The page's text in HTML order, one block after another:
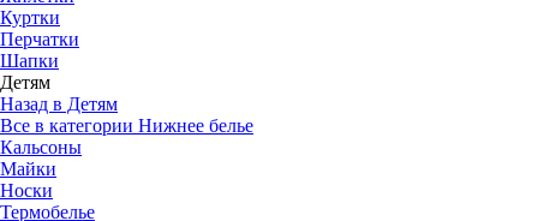
Куртки
Перчатки
Шапки
Детям
Назад в Детям
Все в категории Нижнее белье
Кальсоны
Майки
Носки
Термобелье